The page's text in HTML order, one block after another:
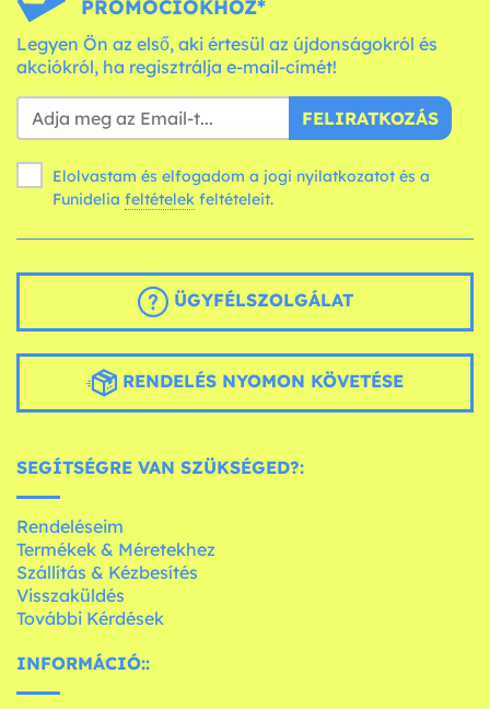
PROMÓCIÓKHOZ*
Legyen Ön az első, aki értesül az újdonságokról és
akciókról, ha regisztrálja e-mail-címét!
FELIRATKOZÁS
Elolvastam és elfogadom a jogi nyilatkozatot és a
Funidelia feltételek feltételeit.
ÜGYFÉLSZOLGÁLAT
RENDELÉS NYOMON KÖVETÉSE
SEGÍTSÉGRE VAN SZÜKSÉGED?:
Rendeléseim
Termékek & Méretekhez
Szállítás & Kézbesítés
Visszaküldés
További Kérdések
INFORMÁCIÓ::